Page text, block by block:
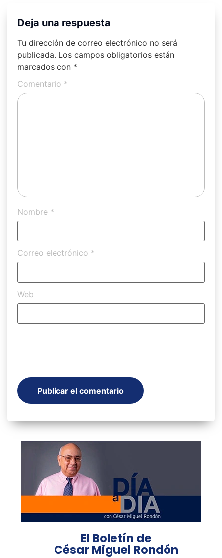
Deja una respuesta
Tu dirección de correo electrónico no será
publicada. Los campos obligatorios están
marcados con *
Comentario *
Nombre *
Correo electrónico *
Web
El Boletín de
César Miguel Rondón